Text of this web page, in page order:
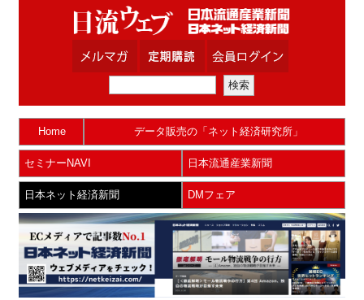
Home データ販売の「ネット経済研究所」
セミナーNAVI 日本流通産業新聞
日本ネット経済新聞 DMフェア